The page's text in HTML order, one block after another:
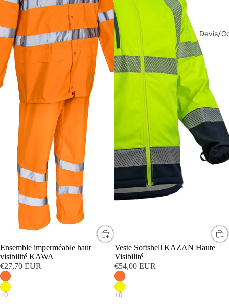
Devis/
Ensemble imperméable haut
visibilité KAWA
€27,70 EUR
Veste Softshell KAZAN Haute
Visibilité
€54,00 EUR